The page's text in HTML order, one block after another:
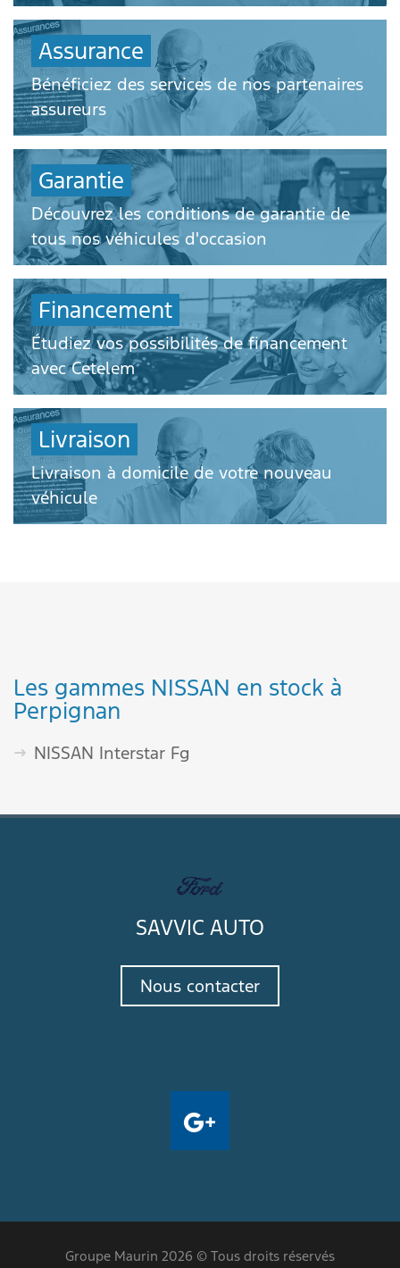
Assurance
Bénéficiez des services de nos partenaires
assureurs
Garantie
Découvrez les conditions de garantie de
tous nos véhicules d'occasion
Financement
Étudiez vos possibilités de financement
avec Cetelem
Livraison
Livraison à domicile de votre nouveau
véhicule
Les gammes NISSAN en stock à
Perpignan
NISSAN Interstar Fg
SAVVIC AUTO
Nous contacter
Groupe Maurin 2026 © Tous droits réservés